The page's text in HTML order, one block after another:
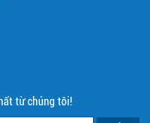
từ chúng tôi!